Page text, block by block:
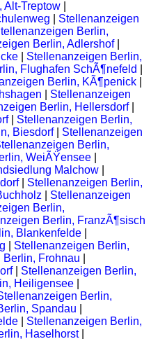
Alt-Treptow
Stellenanzeigen
Berlin,
Berlin, Adlershof|
Stellenanzeigen Berlin,
Flughafen SchÃ¶nefeld
Berlin, KÃ¶penick
Stellenanzeigen
Berlin, Hellersdorf|
| Stellenanzeigen Berlin,
Biesdorf| Stellenanzeigen
Berlin,
WeiÃŸensee
Malchow
| Stellenanzeigen Berlin,
Stellenanzeigen
Berlin,
Berlin, FranzÃ¶sisch
Blankenfelde
Stellenanzeigen Berlin,
Frohnau
| Stellenanzeigen Berlin,
Heiligensee
Berlin,
Spandau
Stellenanzeigen Berlin,
Haselhorst|